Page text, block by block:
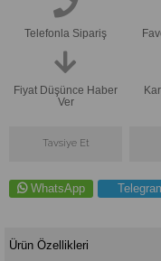
Telefonla Sipariş
Fiyat Düşünce Haber
Ver
Tavsiye Et
WhatsApp
Ürün Özellikleri